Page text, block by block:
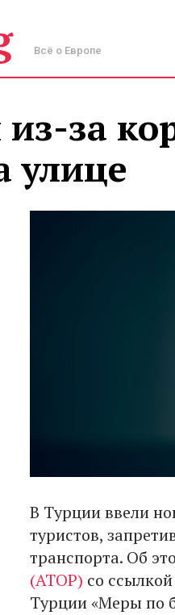
Всё о Европе
за
улице
В Турции ввели
туристов,
транспорта. Об
(АТОР) со
Турции «Меры по